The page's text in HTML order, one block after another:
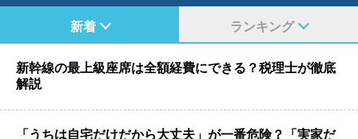
新着 ランキング
新幹線の最上級座席は全額経費にできる？税理士が徹底
解説
「うちは自宅だけだから大丈夫」が一番危険？「実家だ